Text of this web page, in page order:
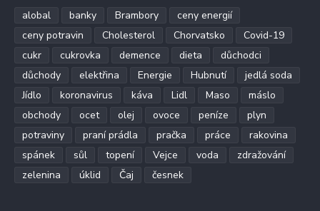
alobal banky Brambory
ceny energií
ceny potravin
Cholesterol Chorvatsko
Covid-19
cukr
cukrovka demence dieta
důchodci
důchody
elektřina Energie Hubnutí
jedlá soda
Jídlo
koronavirus káva Lidl Maso
máslo
obchody
ocet olej ovoce peníze
plyn
potraviny
praní prádla pračka práce
rakovina
spánek
sůl topení Vejce voda
zdražování
zelenina
úklid Čaj česnek